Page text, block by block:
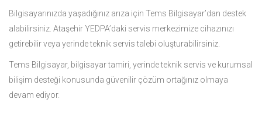
Bilgisayarınızda yaşadığınız arıza için Tems Bilgisayar’dan destek
alabilirsiniz. Ataşehir YEDPA’daki servis merkezimize cihazınızı
getirebilir veya yerinde teknik servis talebi oluşturabilirsiniz.
Tems Bilgisayar, bilgisayar tamiri, yerinde teknik servis ve kurumsal
bilişim desteği konusunda güvenilir çözüm ortağınız olmaya
devam ediyor.